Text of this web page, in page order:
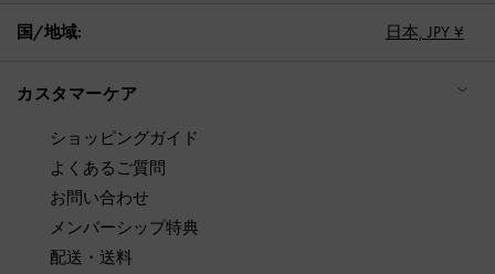
国/地域: 日本, JPY ¥
カスタマーケア
ショッピングガイド
よくあるご質問
お問い合わせ
メンバーシップ特典
配送・送料